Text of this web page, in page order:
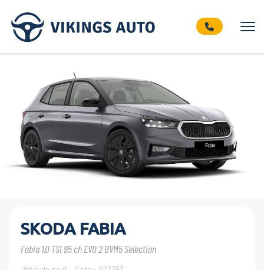
SKODA FABIA
Fabia 1.0 TSI 95 ch EVO 2 BVM5 Selection